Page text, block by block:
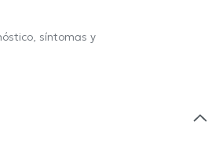
síntomas y